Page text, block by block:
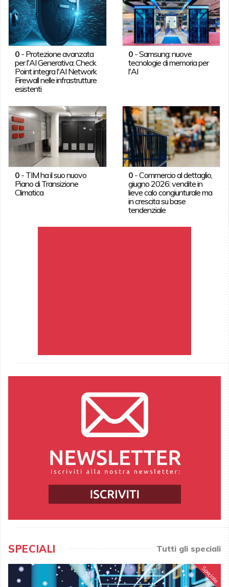
0- Protezione avanzata
per l'AI Generativa: Check
Point integra l'AI Network
Firewall nelle infrastrutture
esistenti
0 -Samsung: nuove
tecnologie di memoria per
l'AI
0- TIM ha il suo nuovo
Piano di Transizione
Climatica
0 -Commercio al dettaglio,
giugno 2026: vendite in
lieve calo congiunturale ma
in crescita su base
tendenziale
SPECIALI Tutti gli speciali
Speciale